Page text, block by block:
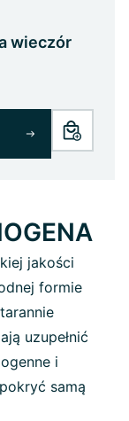
wieczór
jakości
formie
uzupełnić
i
samą